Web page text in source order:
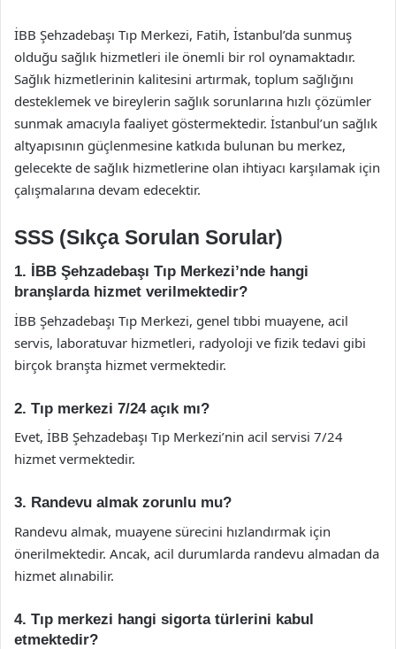
İBB Şehzadebaşı Tıp Merkezi, Fatih, İstanbul’da sunmuş
olduğu sağlık hizmetleri ile önemli bir rol oynamaktadır.
Sağlık hizmetlerinin kalitesini artırmak, toplum sağlığını
desteklemek ve bireylerin sağlık sorunlarına hızlı çözümler
sunmak amacıyla faaliyet göstermektedir. İstanbul’un sağlık
altyapısının güçlenmesine katkıda bulunan bu merkez,
gelecekte de sağlık hizmetlerine olan ihtiyacı karşılamak için
çalışmalarına devam edecektir.
SSS (Sıkça Sorulan Sorular)
1. İBB Şehzadebaşı Tıp Merkezi’nde hangi
branşlarda hizmet verilmektedir?
İBB Şehzadebaşı Tıp Merkezi, genel tıbbi muayene, acil
servis, laboratuvar hizmetleri, radyoloji ve fizik tedavi gibi
birçok branşta hizmet vermektedir.
2. Tıp merkezi 7/24 açık mı?
Evet, İBB Şehzadebaşı Tıp Merkezi’nin acil servisi 7/24
hizmet vermektedir.
3. Randevu almak zorunlu mu?
Randevu almak, muayene sürecini hızlandırmak için
önerilmektedir. Ancak, acil durumlarda randevu almadan da
hizmet alınabilir.
4. Tıp merkezi hangi sigorta türlerini kabul
etmektedir?